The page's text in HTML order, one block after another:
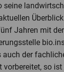
Jahren mit
der
so